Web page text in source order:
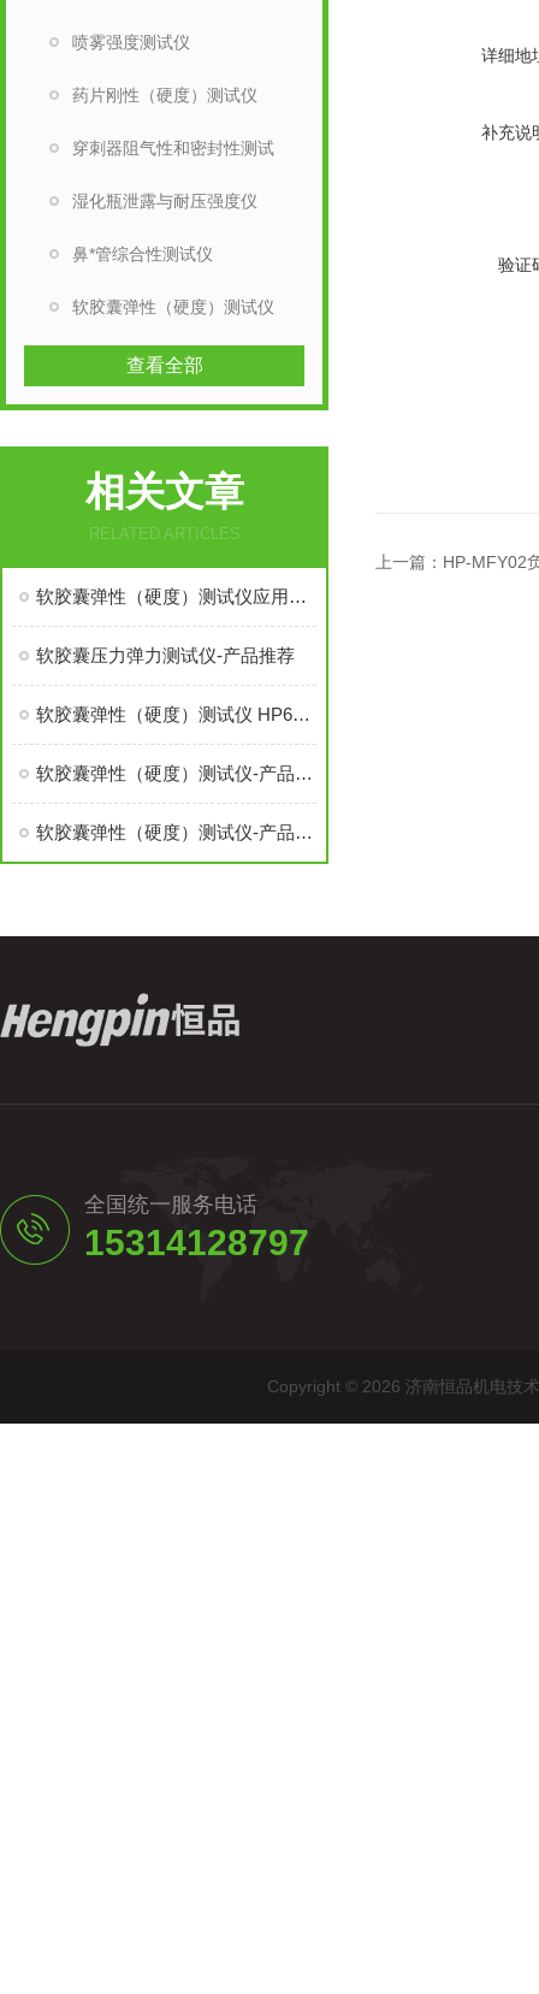
详细地
补充说
验证
上一篇： HP-MFY02
喷雾强度测试仪
药片刚性（硬度）测试仪
穿刺器阻气性和密封性测试
湿化瓶泄露与耐压强度仪
鼻*管综合性测试仪
软胶囊弹性（硬度）测试仪
查看全部
相关文章
RELATED ARTICLES
软胶囊弹性（硬度）测试仪应用范围、产品方案与专业文章推荐
软胶囊压力弹力测试仪-产品推荐
软胶囊弹性（硬度）测试仪 HP612P
软胶囊弹性（硬度）测试仪-产品应用
软胶囊弹性（硬度）测试仪-产品推荐
全国统一服务电话
15314128797
Copyright © 2026 济南恒品机电技